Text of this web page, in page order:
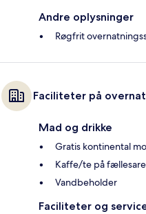
Andre oplysninger
Røgfrit
Faciliteter på
Mad og drikke
Gratis kontinental
Kaffe/te på
Vandbeholder
Faciliteter og